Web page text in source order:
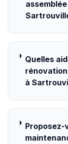
Quelles
à